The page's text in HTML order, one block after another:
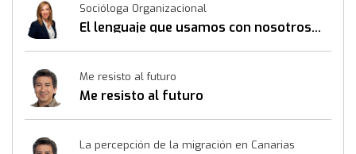
Socióloga Organizacional
El lenguaje que usamos con nosotros
Me resisto al futuro
Me resisto al futuro
La percepción de la migración en Canarias